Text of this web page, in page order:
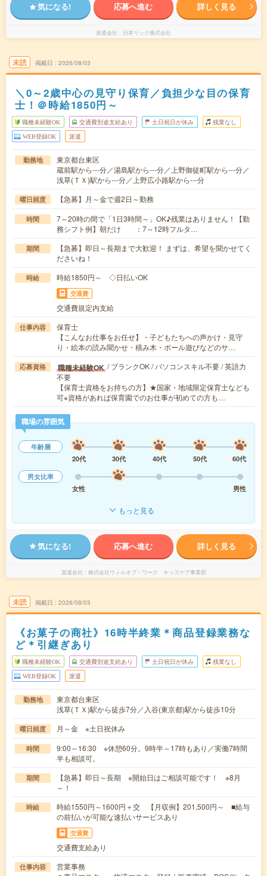
気になる! 応募へ進む 詳しく見る
派遣会社 日本リック株式会社
未読 掲載日 2026/08/03
＼0～2歳中心の見守り保育／負担少な目の保育
士！＠時給1850円～
職種未経験OK 交通費別途支給あり 土日祝日が休み 残業なし
WEB登録OK 派遣
勤務地
東京都台東区
蔵前駅から---分／湯島駅から---分／上野御徒町駅から---分／
浅草(ＴＸ)駅から---分／上野広小路駅から---分
曜日頻度 【急募】月～金で週2日～勤務
時間
7～20時の間で「1日3時間～」OK♪残業はありません！【勤
務シフト例】朝だけ ：7～12時フルタ…
期間
【急募】即日～長期まで大歓迎！ まずは、希望を聞かせてく
ださいね！
時給 時給1850円～ ◇日払いOK
交通費
交通費規定内支給
仕事内容
保育士
【こんなお仕事をお任せ】・子どもたちへの声かけ・見守
り・絵本の読み聞かせ・積み木・ボール遊びなどのサ…
応募資格 職種未経験OK / ブランクOK / パソコンスキル不要 / 英語力
不要
【保育士資格をお持ちの方】★国家・地域限定保育士なども
可※資格があれば保育園でのお仕事が初めての方も…
職場の雰囲気
年齢層
20代
30代 40代 50代
60代
男女比率
女性
男性
もっと見る
気になる! 応募へ進む 詳しく見る
派遣会社 株式会社ウィルオブ・ワーク キッズケア事業部
未読 掲載日 2026/08/03
《お菓子の商社》16時半終業＊商品登録業務な
ど＊引継ぎあり
職種未経験OK 交通費別途支給あり 土日祝日が休み 残業なし
WEB登録OK 派遣
勤務地
東京都台東区
浅草(ＴＸ)駅から徒歩7分／入谷(東京都)駅から徒歩10分
曜日頻度 月～金 ※土日祝休み
時間
9:00～16:30 ※休憩60分。9時半～17時もあり／実働7時間
半も相談可。
期間
【急募】即日～長期 ※開始日はご相談可能です！ ※8月
～！
時給
時給1550円～1600円＋交 【月収例】201,500円～ ■給与
の前払いが可能な速払いサービスあり
交通費
交通費支給あり
仕事内容
営業事務